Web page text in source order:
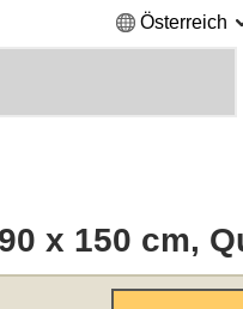
Österreich
x 150 cm,